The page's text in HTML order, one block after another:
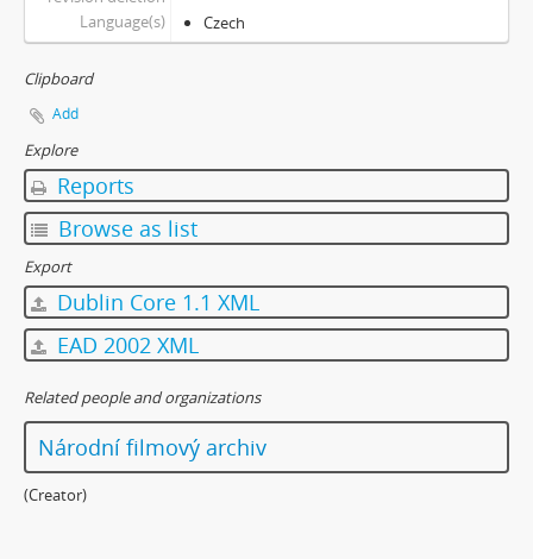
Language(s) Czech
Clipboard
Add
Explore
Reports
Browse as list
Export
Dublin Core 1.1 XML
EAD 2002 XML
Related people and organizations
Národní filmový archiv
(Creator)